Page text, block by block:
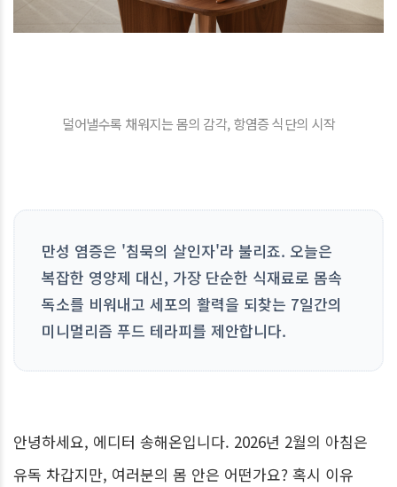
덜어낼수록 채워지는 몸의 감각, 항염증 식단의 시작
만성 염증은 '침묵의 살인자'라 불리죠. 오늘은
복잡한 영양제 대신, 가장 단순한 식재료로 몸속
독소를 비워내고 세포의 활력을 되찾는 7일간의
미니멀리즘 푸드 테라피를 제안합니다.
안녕하세요, 에디터 송해온입니다. 2026년 2월의 아침은
유독 차갑지만, 여러분의 몸 안은 어떤가요? 혹시 이유